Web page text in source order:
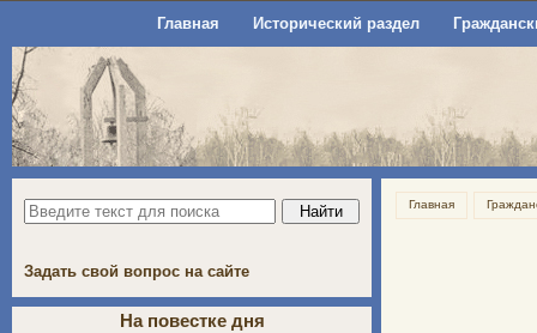
Главная Исторический раздел
Главная
Задать свой вопрос на сайте
На повестке дня